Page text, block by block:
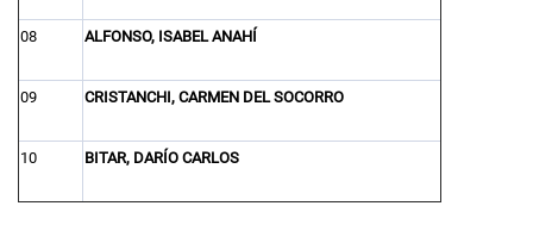
08 ALFONSO, ISABEL ANAHÍ
09 CRISTANCHI, CARMEN DEL SOCORRO
10 BITAR, DARÍO CARLOS